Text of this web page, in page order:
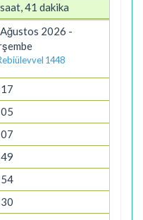
41 dakika
2026 -
1448